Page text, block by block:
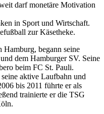
darf monetäre Motivation
in Sport und Wirtschaft.
zur Käsetheke.
begann seine
dem Hamburger SV. Seine
beim FC St. Pauli.
aktive Laufbahn und
bis 2011 führte er als
trainierte er die TSG